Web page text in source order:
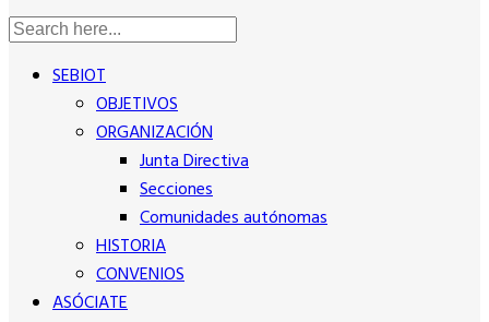
SEBIOT
OBJETIVOS
ORGANIZACIÓN
Junta Directiva
Secciones
Comunidades autónomas
HISTORIA
CONVENIOS
ASÓCIATE